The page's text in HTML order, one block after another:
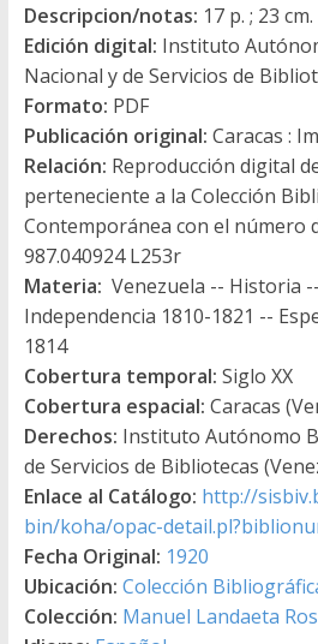
Descripcion/notas: 17 p. ; 23 cm.
Edición digital: Instituto
Nacional y de Servicios de
Formato: PDF
Publicación original: Caracas :
Relación: Reproducción digital
perteneciente a la Colección
Contemporánea con el número
987.040924 L253r
Materia: Venezuela -- Historia
Independencia 1810-1821 --
1814
Cobertura temporal: Siglo XX
Cobertura espacial: Caracas
Derechos: Instituto Autónomo
de Servicios de Bibliotecas
Enlace al Catálogo: http://
bin/koha/opac-
Fecha Original: 1920
Ubicación: Colección
Colección: Manuel Landaeta